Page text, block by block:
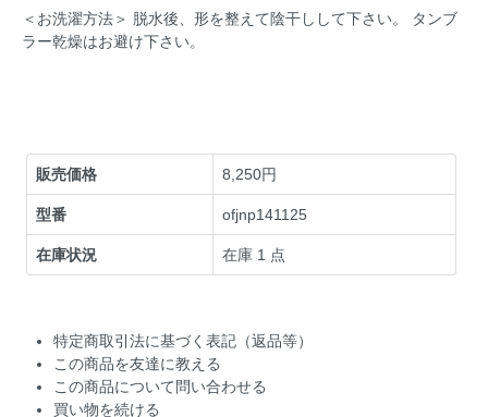
＜お洗濯方法＞ 脱水後、形を整えて陰干しして下さい。 タンブ
ラー乾燥はお避け下さい。
販売価格 8,250円
型番 ofjnp141125
在庫状況 在庫 1 点
特定商取引法に基づく表記（返品等）
この商品を友達に教える
この商品について問い合わせる
買い物を続ける